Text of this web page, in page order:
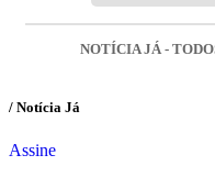
NOTÍCIA JÁ -
/ Notícia Já
Assine